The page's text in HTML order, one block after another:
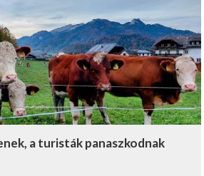
a turisták panaszkodnak